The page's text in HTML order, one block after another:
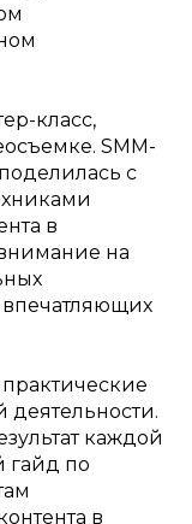
класс,
SMM-
с
в
на
деятельности.
каждой
гайд по
в